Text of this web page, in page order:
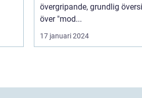
övergripande, grundlig
över "mod...
17 januari 2024